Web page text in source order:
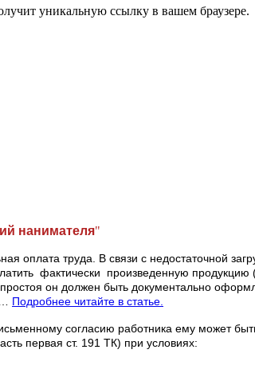
уникальную ссылку в вашем браузере.
нанимателя"
оплата труда. В связи с недостаточной
фактически произведенную продукцию
он должен быть документально
Подробнее читайте в статье.
согласию работника ему может
первая ст. 191 ТК) при условиях: